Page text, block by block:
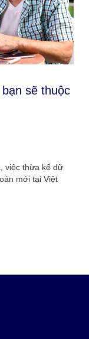
sẽ thuộc
việc thừa kế dữ
mới tại Việt